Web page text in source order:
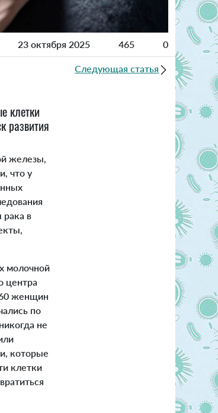
23 октября 2025 465 0
Следующая статья
клетки
развития
железы,
что у
рака в
молочной
центра
женщин
по
не
которые
клетки